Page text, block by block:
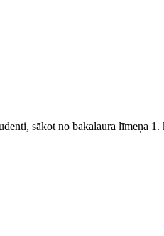
sākot no bakalaura līmeņa